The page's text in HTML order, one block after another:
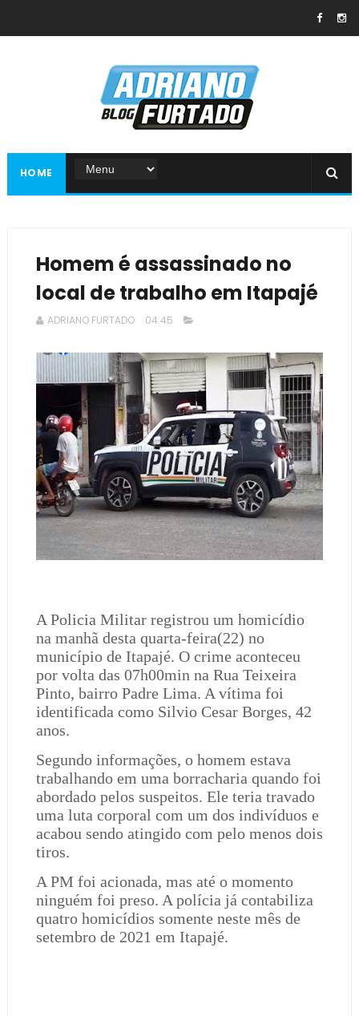
HOME
Homem é assassinado no
local de trabalho em Itapajé
ADRIANO FURTADO 04:45
A Policia Militar registrou um homicídio
na manhã desta quarta-feira(22) no
município de Itapajé. O crime aconteceu
por volta das 07h00min na Rua Teixeira
Pinto, bairro Padre Lima. A vítima foi
identificada como Silvio Cesar Borges, 42
anos.
Segundo informações, o homem estava
trabalhando em uma borracharia quando foi
abordado pelos suspeitos. Ele teria travado
uma luta corporal com um dos indivíduos e
acabou sendo atingido com pelo menos dois
tiros.
A PM foi acionada, mas até o momento
ninguém foi preso. A polícia já contabiliza
quatro homicídios somente neste mês de
setembro de 2021 em Itapajé.